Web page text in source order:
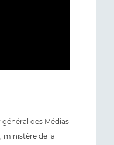
des Médias
ministère de la